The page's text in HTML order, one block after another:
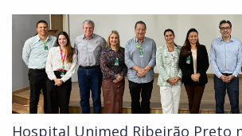
Hospital Unimed Ribeirão Preto